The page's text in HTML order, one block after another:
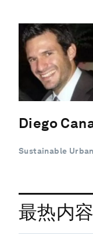
Diego
Sustainable
最热内容